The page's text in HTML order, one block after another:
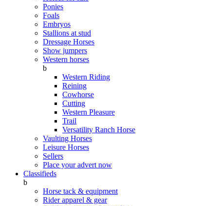
Ponies
Foals
Embryos
Stallions at stud
Dressage Horses
Show jumpers
Western horses
b
Western Riding
Reining
Cowhorse
Cutting
Western Pleasure
Trail
Versatility Ranch Horse
Vaulting Horses
Leisure Horses
Sellers
Place your advert now
Classifieds
b
Horse tack & equipment
Rider apparel & gear